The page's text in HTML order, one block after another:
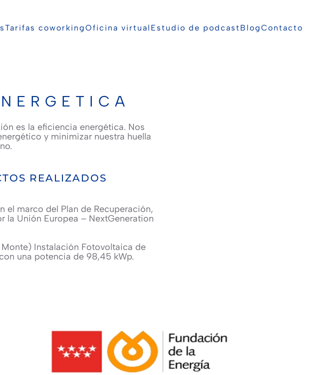
Tarifas coworkingOficina virtual Estudio de podcast BlogContacto
es la eficiencia energética. Nos
y minimizar nuestra huella
REALIZADOS
el marco del Plan de Recuperación,
la Unión Europea – NextGeneration
Instalación Fotovoltaica de
una potencia de 98,45 kWp.